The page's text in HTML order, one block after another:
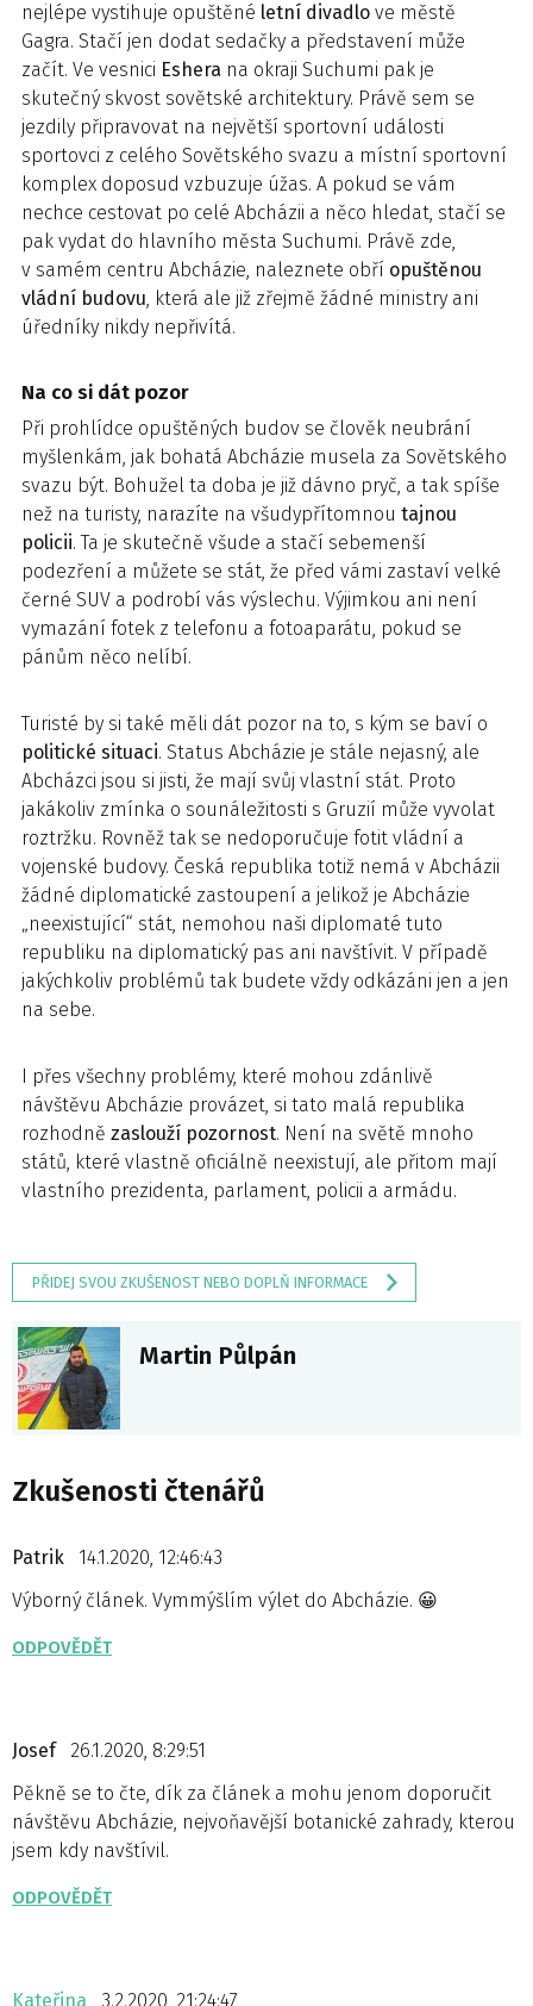
nejlépe vystihuje opuštěné letní divadlo ve městě
Gagra. Stačí jen dodat sedačky a představení může
začít. Ve vesnici Eshera na okraji Suchumi pak je
skutečný skvost sovětské architektury. Právě sem se
jezdily připravovat na největší sportovní události
sportovci z celého Sovětského svazu a místní sportovní
komplex doposud vzbuzuje úžas. A pokud se vám
nechce cestovat po celé Abcházii a něco hledat, stačí se
pak vydat do hlavního města Suchumi. Právě zde,
v samém centru Abcházie, naleznete obří opuštěnou
vládní budovu, která ale již zřejmě žádné ministry ani
úředníky nikdy nepřivítá.
Na co si dát pozor
Při prohlídce opuštěných budov se člověk neubrání
myšlenkám, jak bohatá Abcházie musela za Sovětského
svazu být. Bohužel ta doba je již dávno pryč, a tak spíše
než na turisty, narazíte na všudypřítomnou tajnou
policii. Ta je skutečně všude a stačí sebemenší
podezření a můžete se stát, že před vámi zastaví velké
černé SUV a podrobí vás výslechu. Výjimkou ani není
vymazání fotek z telefonu a fotoaparátu, pokud se
pánům něco nelíbí.
Turisté by si také měli dát pozor na to, s kým se baví o
politické situaci. Status Abcházie je stále nejasný, ale
Abcházci jsou si jisti, že mají svůj vlastní stát. Proto
jakákoliv zmínka o sounáležitosti s Gruzií může vyvolat
roztržku. Rovněž tak se nedoporučuje fotit vládní a
vojenské budovy. Česká republika totiž nemá v Abcházii
žádné diplomatické zastoupení a jelikož je Abcházie
„neexistující“ stát, nemohou naši diplomaté tuto
republiku na diplomatický pas ani navštívit. V případě
jakýchkoliv problémů tak budete vždy odkázáni jen a jen
na sebe.
I přes všechny problémy, které mohou zdánlivě
návštěvu Abcházie provázet, si tato malá republika
rozhodně zaslouží pozornost. Není na světě mnoho
států, které vlastně oficiálně neexistují, ale přitom mají
vlastního prezidenta, parlament, policii a armádu.
PŘIDEJ SVOU ZKUŠENOST NEBO DOPLŇ INFORMACE
Martin Půlpán
Zkušenosti čtenářů
Patrik
14.1.2020, 12:46:43
Výborný článek. Vymmýšlím výlet do Abcházie. 😀
ODPOVĚDĚT
Josef
26.1.2020, 8:29:51
Pěkně se to čte, dík za článek a mohu jenom doporučit
návštěvu Abcházie, nejvoňavější botanické zahrady, kterou
jsem kdy navštívil.
ODPOVĚDĚT
Kateřina
3.2.2020, 21:24:47